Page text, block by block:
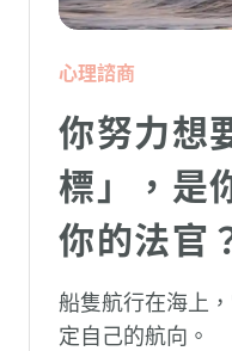
心理諮商
你努力想
標」，是
你的法官
船隻航行在海上
定自己的航向。